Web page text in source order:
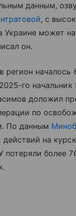
данным,
, с
Украине может
он.
началось
го
доложил
по
По данным
действий на
потеряли более